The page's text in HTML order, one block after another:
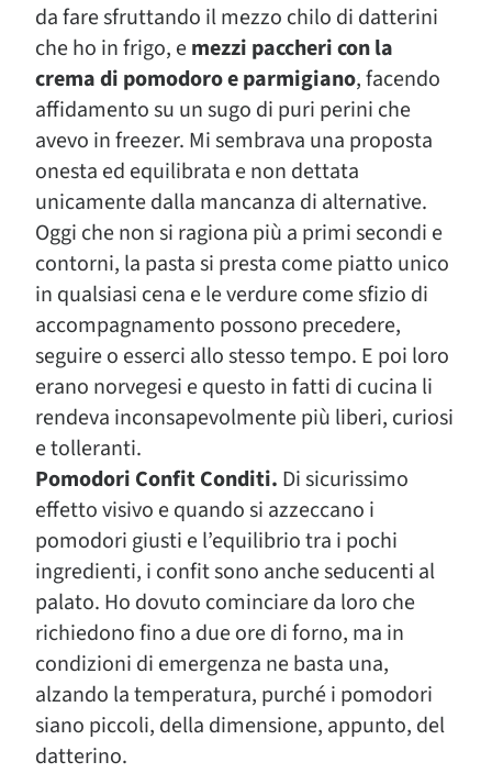
da fare sfruttando il mezzo chilo di datterini
che ho in frigo, emezzi paccheri con la
crema di pomodoro e parmigiano, facendo
affidamento su un sugo di puri perini che
avevo in freezer. Mi sembrava una proposta
onesta ed equilibrata e non dettata
unicamente dalla mancanza di alternative.
Oggi che non si ragiona più a primi secondi e
contorni, la pasta si presta come piatto unico
in qualsiasi cena e le verdure come sfizio di
accompagnamento possono precedere,
seguire o esserci allo stesso tempo. E poi loro
erano norvegesi e questo in fatti di cucina li
rendeva inconsapevolmente più liberi, curiosi
e tolleranti.
Pomodori Confit Conditi. Di sicurissimo
effetto visivo e quando si azzeccano i
pomodori giusti e l’equilibrio tra i pochi
ingredienti, i confit sono anche seducenti al
palato. Ho dovuto cominciare da loro che
richiedono fino a due ore di forno, ma in
condizioni di emergenza ne basta una,
alzando la temperatura, purché i pomodori
siano piccoli, della dimensione, appunto, del
datterino.